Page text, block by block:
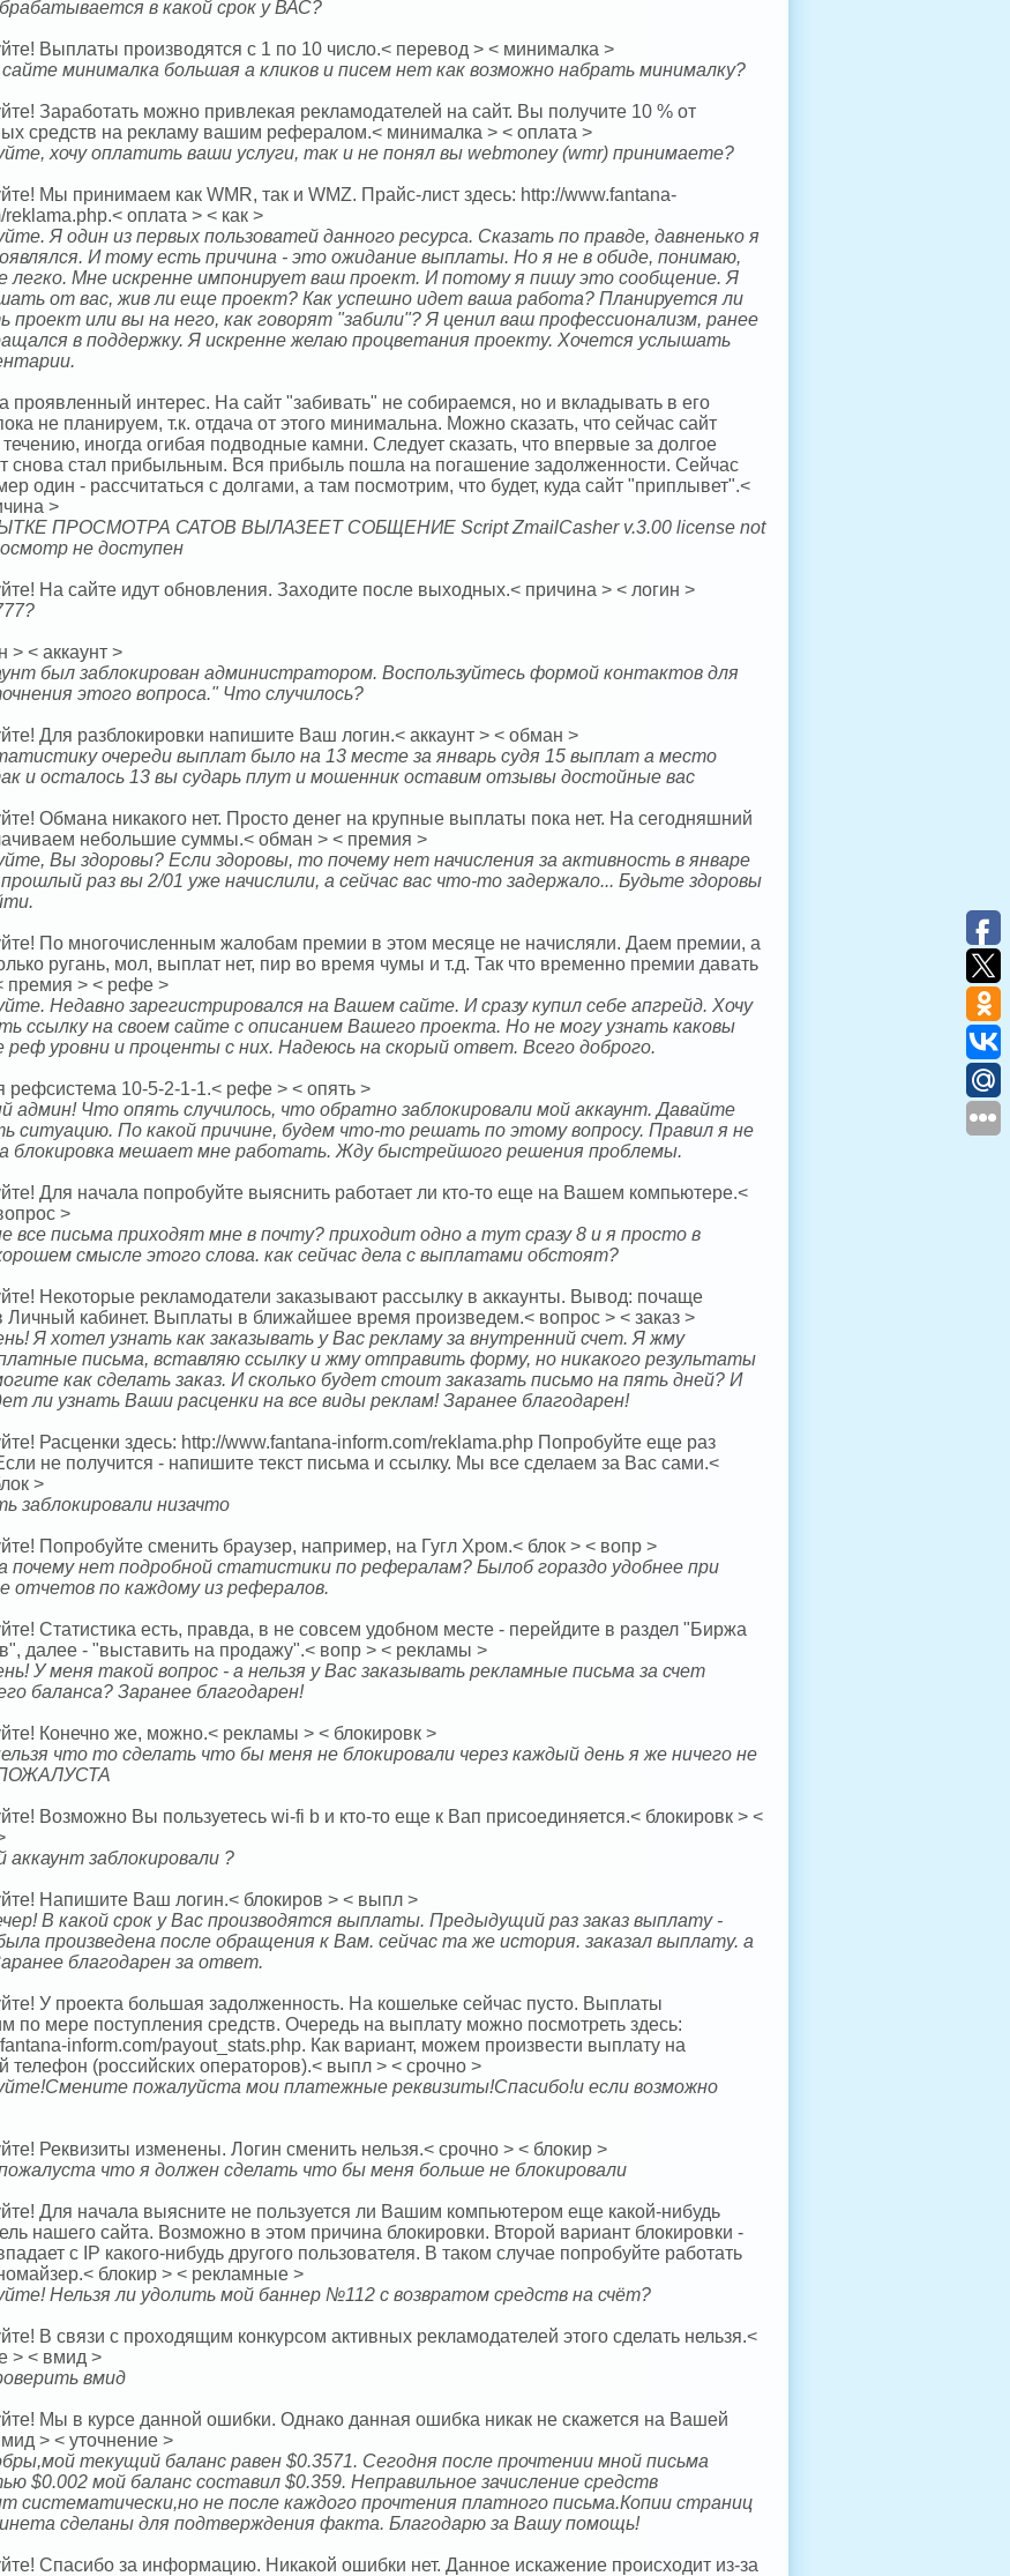
в какой срок у ВАС?
Выплаты производятся с 1 по 10 число.< перевод > < минималка >
минималка большая а кликов и писем нет как возможно набрать минималку?
Заработать можно привлекая рекламодателей на сайт. Вы получите 10 % от
средств на рекламу вашим рефералом.< минималка > < оплата >
хочу оплатить ваши услуги, так и не понял вы webmoney (wmr) принимаете?
Мы принимаем как WMR, так и WMZ. Прайс-лист здесь: http://www.fantana-
reklama.php.< оплата > < как >
Я один из первых пользоватей данного ресурса. Сказать по правде, давненько я
И тому есть причина - это ожидание выплаты. Но я не в обиде, понимаю,
легко. Мне искренне импонирует ваш проект. И потому я пишу это сообщение. Я
от вас, жив ли еще проект? Как успешно идет ваша работа? Планируется ли
проект или вы на него, как говорят "забили"? Я ценил ваш профессионализм, ранее
в поддержку. Я искренне желаю процветания проекту. Хочется услышать
проявленный интерес. На сайт "забивать" не собираемся, но и вкладывать в его
не планируем, т.к. отдача от этого минимальна. Можно сказать, что сейчас сайт
иногда огибая подводные камни. Следует сказать, что впервые за долгое
снова стал прибыльным. Вся прибыль пошла на погашение задолженности. Сейчас
один - рассчитаться с долгами, а там посмотрим, что будет, куда сайт "приплывет".<
>
ПРОСМОТРА САТОВ ВЫЛАЗЕЕТ СОБЩЕНИЕ Script ZmailCasher v.3.00 license not
не доступен
На сайте идут обновления. Заходите после выходных.< причина > < логин >
> < аккаунт >
был заблокирован администратором. Воспользуйтесь формой контактов для
этого вопроса." Что случилось?
Для разблокировки напишите Ваш логин.< аккаунт > < обман >
очереди выплат было на 13 месте за январь судя 15 выплат а место
и осталось 13 вы сударь плут и мошенник оставим отзывы достойные вас
Обмана никакого нет. Просто денег на крупные выплаты пока нет. На сегодняшний
небольшие суммы.< обман > < премия >
Вы здоровы? Если здоровы, то почему нет начисления за активность в январе
раз вы 2/01 уже начислили, а сейчас вас что-то задержало... Будьте здоровы
По многочисленным жалобам премии в этом месяце не начисляли. Даем премии, а
ругань, мол, выплат нет, пир во время чумы и т.д. Так что временно премии давать
премия > < рефе >
Недавно зарегистрировался на Вашем сайте. И сразу купил себе апгрейд. Хочу
ссылку на своем сайте с описанием Вашего проекта. Но не могу узнать каковы
реф уровни и проценты с них. Надеюсь на скорый ответ. Всего доброго.
рефсистема 10-5-2-1-1.< рефе > < опять >
админ! Что опять случилось, что обратно заблокировали мой аккаунт. Давайте
ситуацию. По какой причине, будем что-то решать по этому вопросу. Правил я не
блокировка мешает мне работать. Жду быстрейшого решения проблемы.
Для начала попробуйте выяснить работает ли кто-то еще на Вашем компьютере.<
>
все письма приходят мне в почту? приходит одно а тут сразу 8 и я просто в
смысле этого слова. как сейчас дела с выплатами обстоят?
Некоторые рекламодатели заказывают рассылку в аккаунты. Вывод: почаще
Личный кабинет. Выплаты в ближайшее время произведем.< вопрос > < заказ >
Я хотел узнать как заказывать у Вас рекламу за внутренний счет. Я жму
письма, вставляю ссылку и жму отправить форму, но никакого результаты
как сделать заказ. И сколько будет стоит заказать письмо на пять дней? И
ли узнать Ваши расценки на все виды реклам! Заранее благодарен!
Расценки здесь: http://www.fantana-inform.com/reklama.php Попробуйте еще раз
не получится - напишите текст письма и ссылку. Мы все сделаем за Вас сами.<
>
заблокировали низачто
Попробуйте сменить браузер, например, на Гугл Хром.< блок > < вопр >
почему нет подробной статистики по рефералам? Былоб гораздо удобнее при
отчетов по каждому из рефералов.
Статистика есть, правда, в не совсем удобном месте - перейдите в раздел "Биржа
далее - "выставить на продажу".< вопр > < рекламы >
У меня такой вопрос - а нельзя у Вас заказывать рекламные письма за счет
баланса? Заранее благодарен!
Конечно же, можно.< рекламы > < блокировк >
что то сделать что бы меня не блокировали через каждый день я же ничего не
Возможно Вы пользуетесь wi-fi b и кто-то еще к Вап присоединяется.< блокировк > <
аккаунт заблокировали ?
Напишите Ваш логин.< блокиров > < выпл >
В какой срок у Вас производятся выплаты. Предыдущий раз заказ выплату -
произведена после обращения к Вам. сейчас та же история. заказал выплату. а
благодарен за ответ.
У проекта большая задолженность. На кошельке сейчас пусто. Выплаты
по мере поступления средств. Очередь на выплату можно посмотреть здесь:
inform.com/payout_stats.php. Как вариант, можем произвести выплату на
телефон (российских операторов).< выпл > < срочно >
пожалуйста мои платежные реквизиты!Спасибо!и если возможно
Реквизиты изменены. Логин сменить нельзя.< срочно > < блокир >
что я должен сделать что бы меня больше не блокировали
Для начала выясните не пользуется ли Вашим компьютером еще какой-нибудь
нашего сайта. Возможно в этом причина блокировки. Второй вариант блокировки -
с IP какого-нибудь другого пользователя. В таком случае попробуйте работать
блокир > < рекламные >
Нельзя ли удолить мой баннер №112 с возвратом средств на счёт?
В связи с проходящим конкурсом активных рекламодателей этого сделать нельзя.<
> < вмид >
вмид
Мы в курсе данной ошибки. Однако данная ошибка никак не скажется на Вашей
> < уточнение >
текущий баланс равен $0.3571. Сегодня после прочтении мной письма
$0.002 мой баланс составил $0.359. Неправильное зачисление средств
систематически,но не после каждого прочтения платного письма.Копии страниц
сделаны для подтверждения факта. Благодарю за Вашу помощь!
Спасибо за информацию. Никакой ошибки нет. Данное искажение происходит из-за